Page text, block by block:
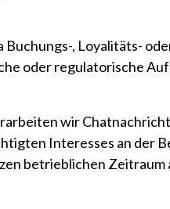
, Loyalitäts-
oder regulatorische
wir
Interesses an der
betrieblichen Zeitraum